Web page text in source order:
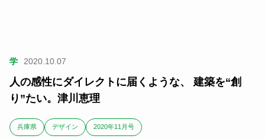
学 2020.10.07
人の感性にダイレクトに届くような、 建築を“創
り”たい。津川恵理
兵庫県 デザイン 2020年11月号